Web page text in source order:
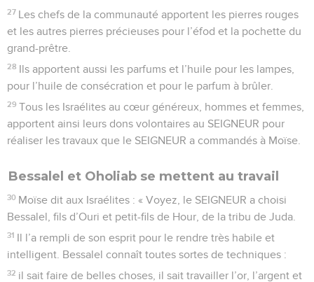
27 Les chefs de la communauté apportent les pierres rouges
et les autres pierres précieuses pour l’éfod et la pochette du
grand-prêtre.
28 Ils apportent aussi les parfums et l’huile pour les lampes,
pour l’huile de consécration et pour le parfum à brûler.
29 Tous les Israélites au cœur généreux, hommes et femmes,
apportent ainsi leurs dons volontaires au SEIGNEUR pour
réaliser les travaux que le SEIGNEUR a commandés à Moïse.
Bessalel et Oholiab se mettent au travail
30 Moïse dit aux Israélites : « Voyez, le SEIGNEUR a choisi
Bessalel, fils d’Ouri et petit-fils de Hour, de la tribu de Juda.
31 Il l’a rempli de son esprit pour le rendre très habile et
intelligent. Bessalel connaît toutes sortes de techniques :
32 il sait faire de belles choses, il sait travailler l’or, l’argent et